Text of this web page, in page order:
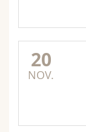
20
NOV.